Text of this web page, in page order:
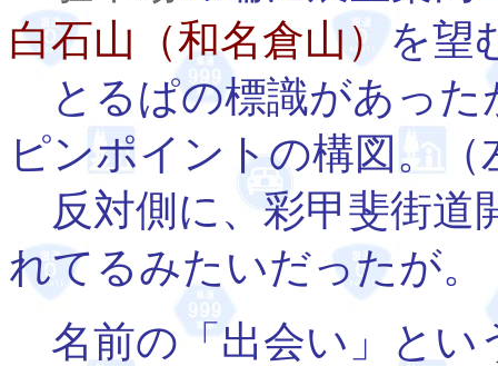
白石山（和名倉山）を望
とるぱの標識があった
ピンポイントの構図。（
反対側に、彩甲斐街道
れてるみたいだったが。
名前の「出会い」とい